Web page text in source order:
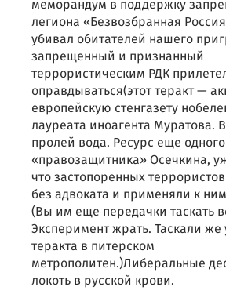
меморандум в поддержку
легиона «Безвозбранная
убивал обитателей нашего
запрещенный и признанный
террористическим РДК
оправдываться(этот теракт —
европейскую стенгазету
лауреата иноагента Муратова.
пролей вода. Ресурс еще
«правозащитника» Осечкина,
что застопоренных
без адвоката и применяли к
(Вы им еще передачки таскать
Эксперимент жрать. Таскали же
теракта в питерском
метрополитен.)Либеральные
локоть в русской крови.